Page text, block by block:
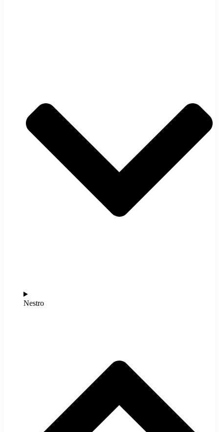
Nestro